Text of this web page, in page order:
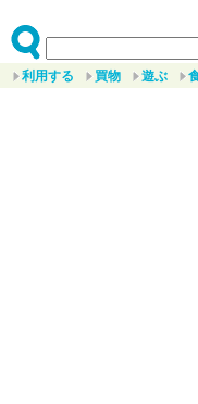
利用する 買物 遊ぶ